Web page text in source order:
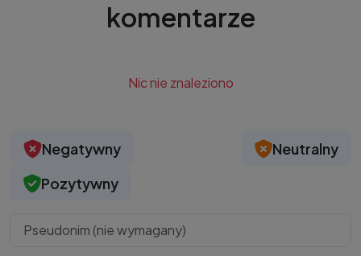
komentarze
Nic nie znaleziono
Negatywny
Neutralny
Pozytywny